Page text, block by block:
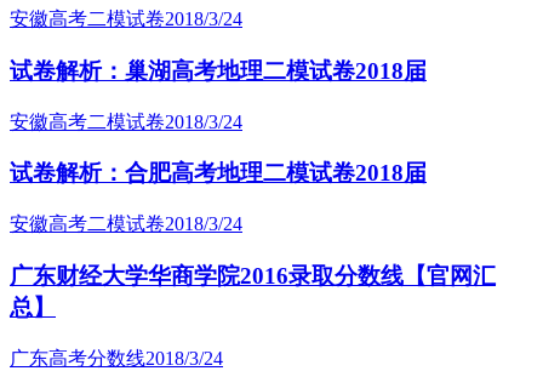
安徽高考二模试卷2018/3/24
试卷解析：巢湖高考地理二模试卷2018届
安徽高考二模试卷2018/3/24
试卷解析：合肥高考地理二模试卷2018届
安徽高考二模试卷2018/3/24
广东财经大学华商学院2016录取分数线【官网汇
总】
广东高考分数线2018/3/24